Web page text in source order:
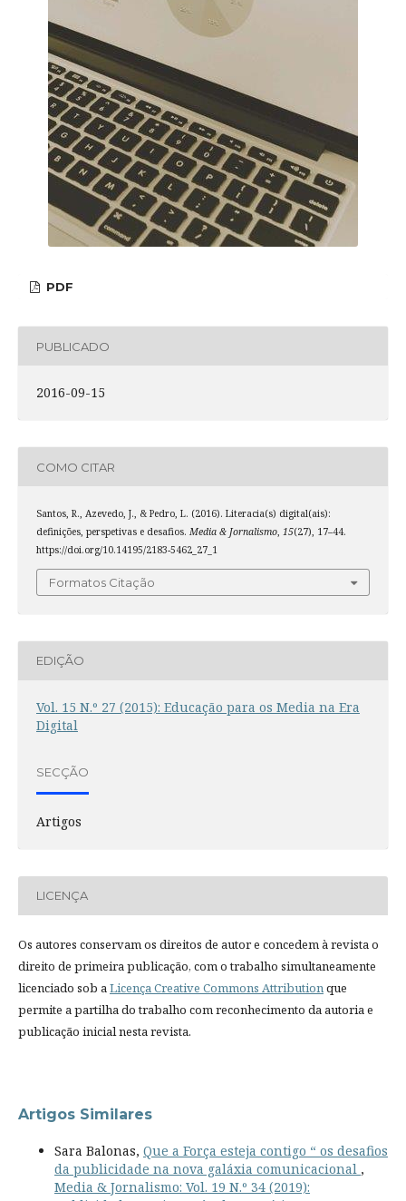
PDF
PUBLICADO
2016-09-15
COMO CITAR
Santos, R., Azevedo, J., & Pedro, L. (2016). Literacia(s) digital(ais):
definições, perspetivas e desafios. Media & Jornalismo, 15(27), 17–44.
https://doi.org/10.14195/2183-5462_27_1
Formatos Citação
EDIÇÃO
Vol. 15 N.º 27 (2015): Educação para os Media na Era
Digital
SECÇÃO
Artigos
LICENÇA
Os autores conservam os direitos de autor e concedem à revista o
direito de primeira publicação, com o trabalho simultaneamente
licenciado sob aLicença Creative Commons Attributionque
permite a partilha do trabalho com reconhecimento da autoria e
publicação inicial nesta revista.
Artigos Similares
Sara Balonas, Que a Força esteja contigo “ os desafios
da publicidade na nova galáxia comunicacional ,
Media & Jornalismo: Vol. 19 N.º 34 (2019):